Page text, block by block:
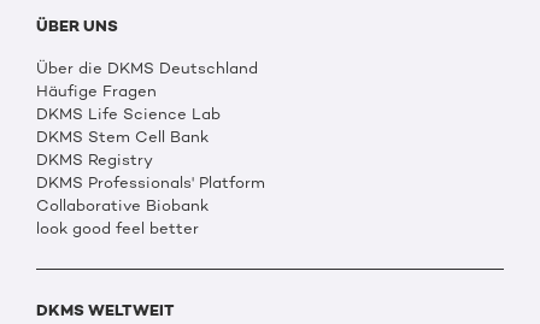
ÜBER UNS
Über die DKMS Deutschland
Häufige Fragen
DKMS Life Science Lab
DKMS Stem Cell Bank
DKMS Registry
DKMS Professionals' Platform
Collaborative Biobank
look good feel better
DKMS WELTWEIT